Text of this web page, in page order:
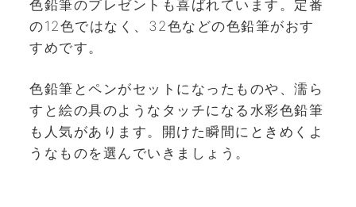
色鉛筆のプレゼントも喜ばれています。定番
の12色ではなく、32色などの色鉛筆がおす
すめです。
色鉛筆とペンがセットになったものや、濡ら
すと絵の具のようなタッチになる水彩色鉛筆
も人気があります。開けた瞬間にときめくよ
うなものを選んでいきましょう。